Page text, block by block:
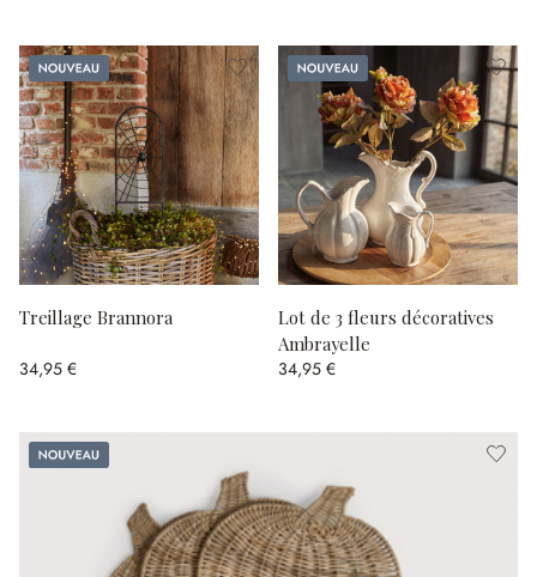
Nouveau
Treillage Brannora
34,95 €
Nouveau
Nouveau
Lot de 3 fleurs décoratives
Ambrayelle
34,95 €